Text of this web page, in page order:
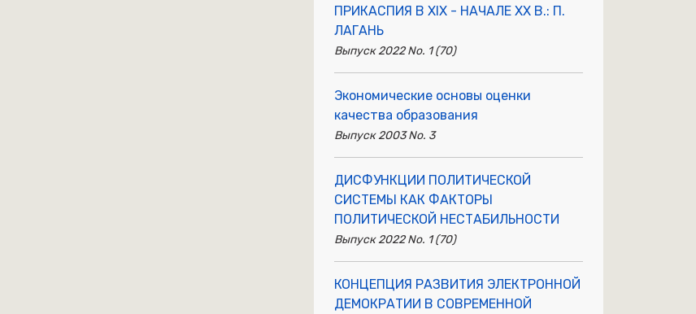
ПРИКАСПИЯ В XIX - НАЧАЛЕ XX В.: П.
ЛАГАНЬ
Выпуск 2022 No. 1 (70)
Экономические основы оценки
качества образования
Выпуск 2003 No. 3
ДИСФУНКЦИИ ПОЛИТИЧЕСКОЙ
СИСТЕМЫ КАК ФАКТОРЫ
ПОЛИТИЧЕСКОЙ НЕСТАБИЛЬНОСТИ
Выпуск 2022 No. 1 (70)
КОНЦЕПЦИЯ РАЗВИТИЯ ЭЛЕКТРОННОЙ
ДЕМОКРАТИИ В СОВРЕМЕННОЙ